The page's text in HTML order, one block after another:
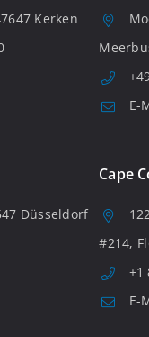
Kerken
E-
Düsseldorf
Cape
#214,
+1
E-